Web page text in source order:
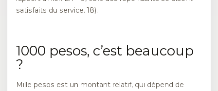
satisfaits du service. 18).
1000 pesos, c’est beaucoup
?
Mille pesos est un montant relatif, qui dépend de